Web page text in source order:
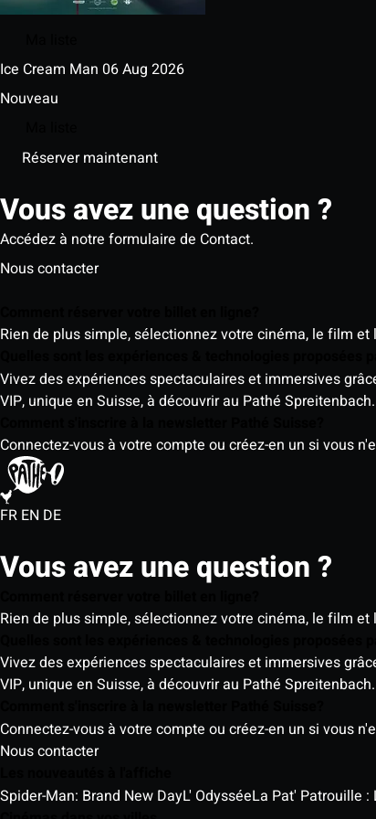
Ice Cream Man 06 Aug 2026
Nouveau
Réserver maintenant
Vous avez une question ?
Accédez à notre formulaire de Contact.
Nous contacter
Rien de plus simple, sélectionnez votre cinéma, le film
Vivez des expériences spectaculaires et immersives
VIP, unique en Suisse, à découvrir au Pathé Spreitenbach.
Connectez-vous à votre compte ou créez-en un si vous
FR EN DE
Vous avez une question ?
Rien de plus simple, sélectionnez votre cinéma, le film
Vivez des expériences spectaculaires et immersives
VIP, unique en Suisse, à découvrir au Pathé Spreitenbach.
Connectez-vous à votre compte ou créez-en un si vous
Nous contacter
Spider-Man: Brand New DayL' OdysséeLa Pat' Patrouille